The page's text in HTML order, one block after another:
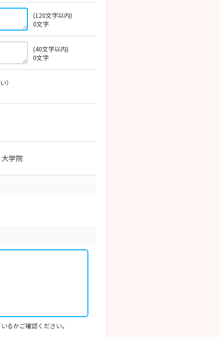
(120文字以内)
0文字
(40文字以内)
0文字
）
大学院
るかご確認ください。